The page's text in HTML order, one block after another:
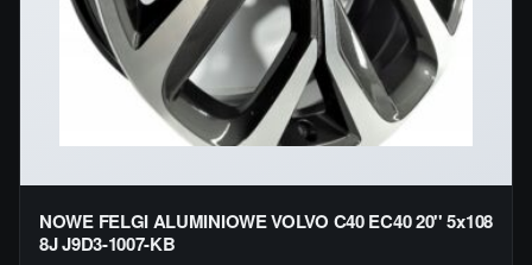
NOWE FELGI ALUMINIOWE VOLVO C40 EC40 20'' 5x108
8J J9D3-1007-KB